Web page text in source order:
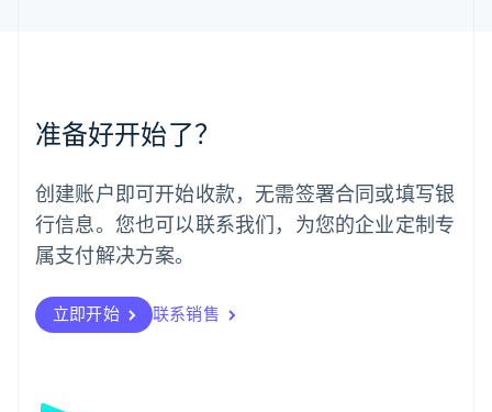
准备好开始了？
创建账户即可开始收款，无需签署合同或填写银
行信息。您也可以联系我们，为您的企业定制专
属支付解决方案。
立即开始 联系销售
挪威
葡萄牙
Português English
日本
日本語English
瑞典
瑞士
DeutschFrançais